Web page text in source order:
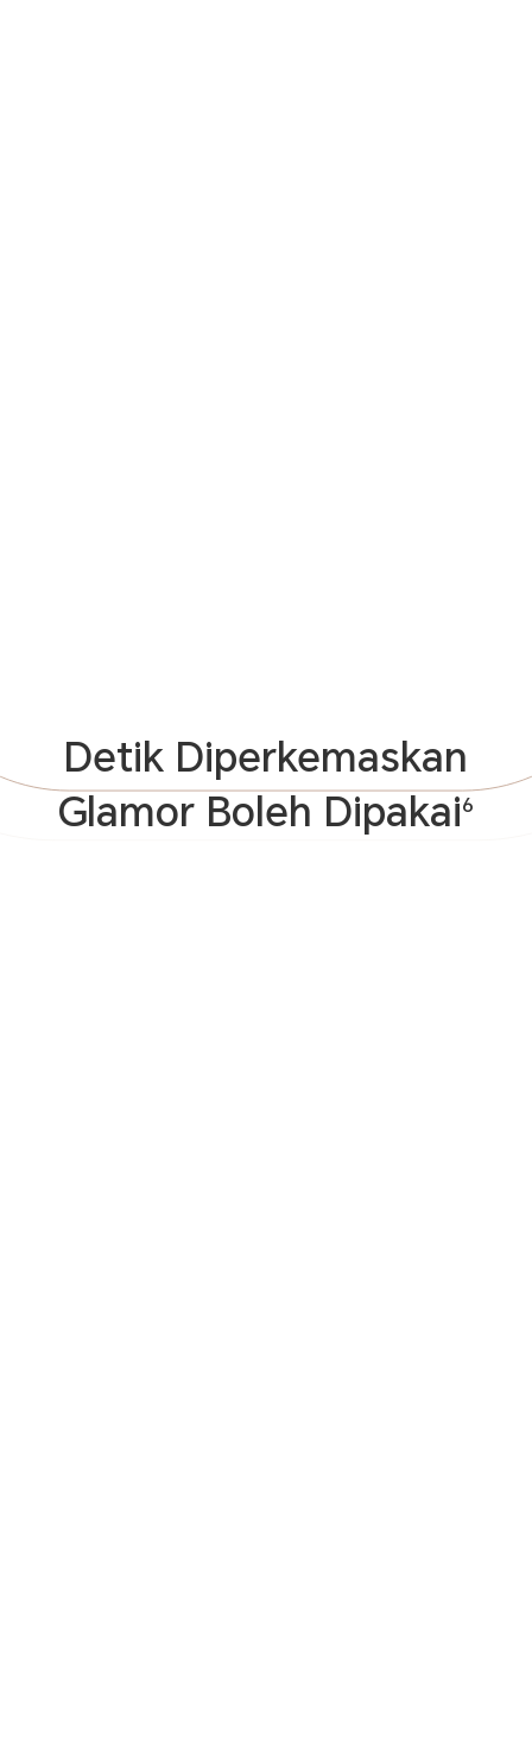
Detik Diperkemaskan
Glamor Boleh Dipakai6